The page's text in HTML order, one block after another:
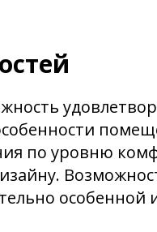
по уровню
особенной